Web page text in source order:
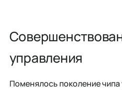
управления
Поменялось поколение